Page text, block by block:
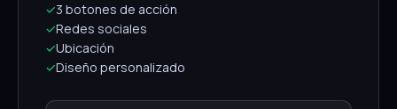
✓3 botones de acción
✓Redes sociales
✓Ubicación
✓Diseño personalizado